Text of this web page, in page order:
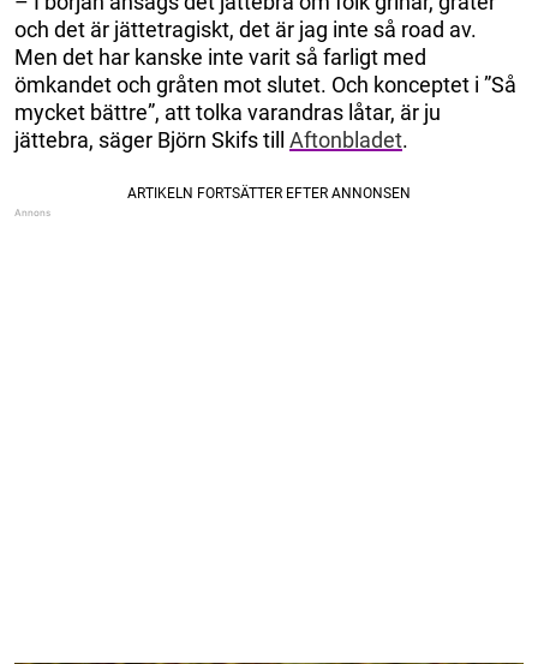
och det är jättetragiskt, det är jag inte så road av.
Men det har kanske inte varit så farligt med
ömkandet och gråten mot slutet. Och konceptet i ”Så
mycket bättre”, att tolka varandras låtar, är ju
jättebra, säger Björn Skifs till Aftonbladet.